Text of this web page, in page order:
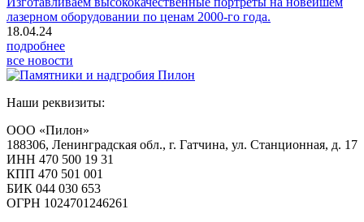
лазерном оборудовании по ценам 2000-го года.
18.04.24
подробнее
все новости
Наши реквизиты:
ООО «Пилон»
188306, Ленинградская обл., г. Гатчина, ул. Станционная, д. 17
ИНН 470 500 19 31
КПП 470 501 001
БИК 044 030 653
ОГРН 1024701246261